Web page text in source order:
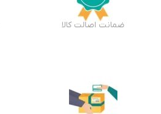
ضمانت اصالت کالا